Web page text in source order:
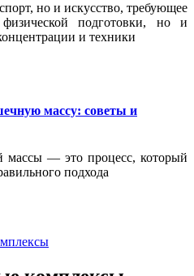
но и искусство, требующее
подготовки, но и
и техники
массу: советы и
— это процесс, который
подхода